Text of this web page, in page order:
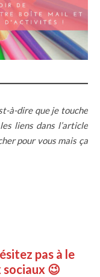
à-dire que je touche
liens dans l’article
pour vous mais ça
pas à le
😉